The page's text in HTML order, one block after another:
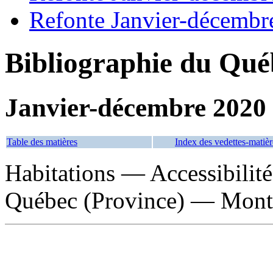
Refonte Janvier-
Bibliographie du
Janvier-décembre 2020
Table des matières Index des vedettes-
Habitations —
Québec (Province) —